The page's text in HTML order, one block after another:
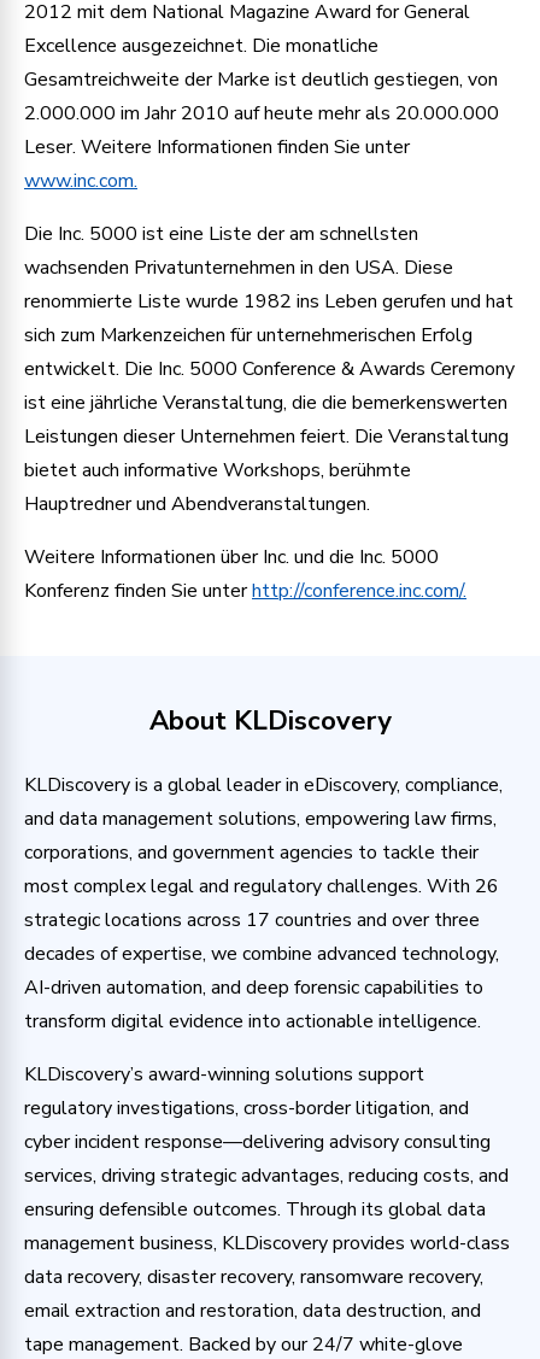
2012 mit dem National Magazine Award for General
Excellence ausgezeichnet. Die monatliche
Gesamtreichweite der Marke ist deutlich gestiegen, von
2.000.000 im Jahr 2010 auf heute mehr als 20.000.000
Leser. Weitere Informationen finden Sie unter
www.inc.com.
Die Inc. 5000 ist eine Liste der am schnellsten
wachsenden Privatunternehmen in den USA. Diese
renommierte Liste wurde 1982 ins Leben gerufen und hat
sich zum Markenzeichen für unternehmerischen Erfolg
entwickelt. Die Inc. 5000 Conference & Awards Ceremony
ist eine jährliche Veranstaltung, die die bemerkenswerten
Leistungen dieser Unternehmen feiert. Die Veranstaltung
bietet auch informative Workshops, berühmte
Hauptredner und Abendveranstaltungen.
Weitere Informationen über Inc. und die Inc. 5000
Konferenz finden Sie unterhttp://conference.inc.com/.
About KLDiscovery
KLDiscovery is a global leader in eDiscovery, compliance,
and data management solutions, empowering law firms,
corporations, and government agencies to tackle their
most complex legal and regulatory challenges. With 26
strategic locations across 17 countries and over three
decades of expertise, we combine advanced technology,
AI-driven automation, and deep forensic capabilities to
transform digital evidence into actionable intelligence.
KLDiscovery’s award-winning solutions support
regulatory investigations, cross-border litigation, and
cyber incident response—delivering advisory consulting
services, driving strategic advantages, reducing costs, and
ensuring defensible outcomes. Through its global data
management business, KLDiscovery provides world-class
data recovery, disaster recovery, ransomware recovery,
email extraction and restoration, data destruction, and
tape management. Backed by our 24/7 white-glove